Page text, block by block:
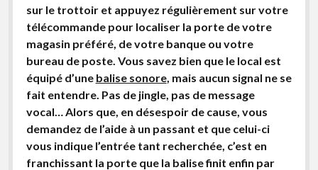
Non classé
Bandes de guidage
Feux sonores
sur le trottoir et appuyez régulièrement sur votre
télécommande pour localiser la porte de votre
magasin préféré, de votre banque ou votre
bureau de poste. Vous savez bien que le local est
équipé d’une balise sonore, mais aucun signal ne se
fait entendre. Pas de jingle, pas de message
vocal… Alors que, en désespoir de cause, vous
demandez de l’aide à un passant et que celui-ci
vous indique l’entrée tant recherchée, c’est en
franchissant la porte que la balise finit enfin par